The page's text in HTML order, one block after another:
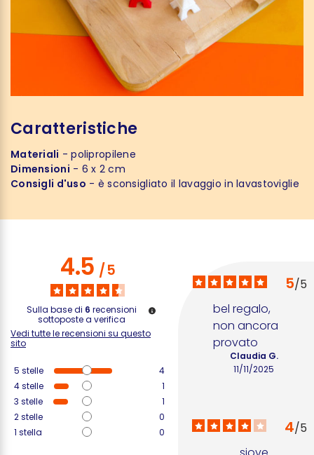
Caratteristiche
Materiali - polipropilene
Dimensioni - 6 x 2 cm
Consigli d'uso - è sconsigliato il lavaggio in lavastoviglie
4.5/5
Sulla base di 6 recensioni
sottoposte a verifica
Vedi tutte le recensioni su questo
sito
5 stelle
4
4stelle
1
3 stelle
1
2stelle
0
1 stella 0
5/5
bel regalo,
non ancora
provato
11/11/2025
Claudia G.
4/5